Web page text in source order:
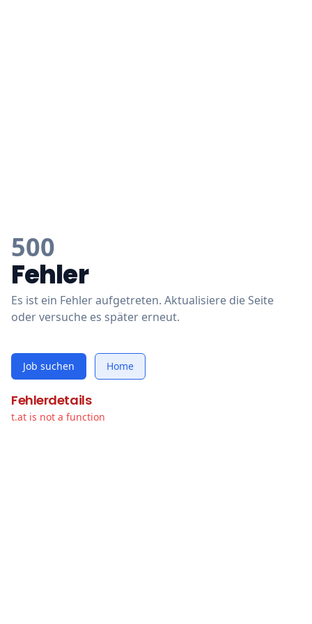
500
Fehler
Es ist ein Fehler aufgetreten. Aktualisiere die Seite
oder versuche es später erneut.
Job suchen Home
Fehlerdetails
t.at is not a function